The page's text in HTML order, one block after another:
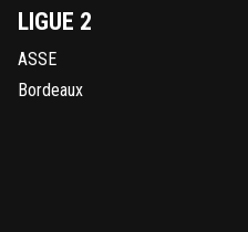
LIGUE 2
ASSE
Bordeaux